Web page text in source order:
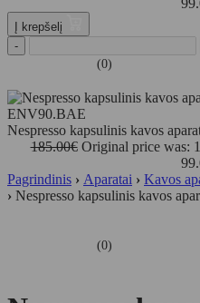
Į krepšelį
-
(0)
Nespresso kapsulinis kavos
185.00€ Original price was:
Pagrindinis › Aparatai › Kavos
› Nespresso kapsulinis kavos
(0)